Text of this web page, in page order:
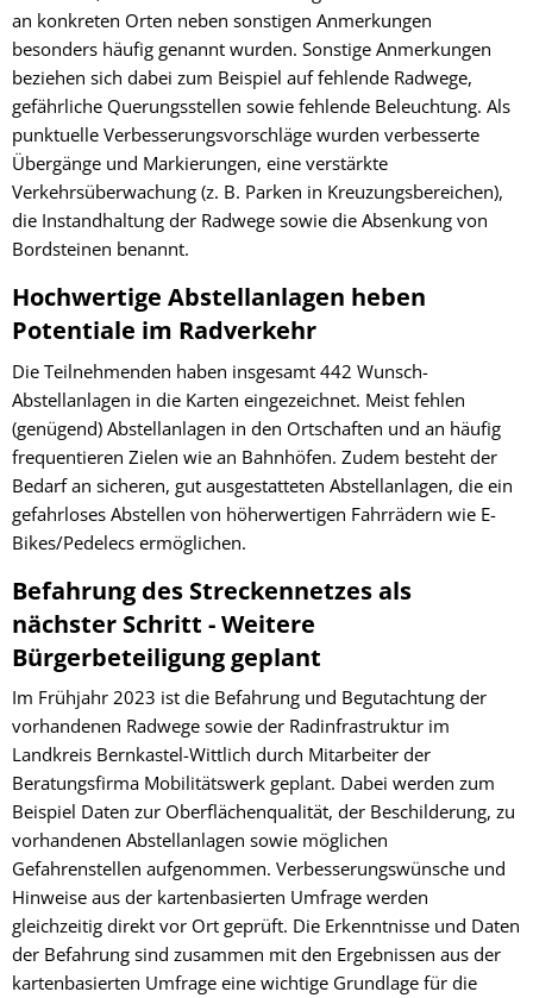
an konkreten Orten neben sonstigen Anmerkungen
besonders häufig genannt wurden. Sonstige Anmerkungen
beziehen sich dabei zum Beispiel auf fehlende Radwege,
gefährliche Querungsstellen sowie fehlende Beleuchtung. Als
punktuelle Verbesserungsvorschläge wurden verbesserte
Übergänge und Markierungen, eine verstärkte
Verkehrsüberwachung (z. B. Parken in Kreuzungsbereichen),
die Instandhaltung der Radwege sowie die Absenkung von
Bordsteinen benannt.
Hochwertige Abstellanlagen heben
Potentiale im Radverkehr
Die Teilnehmenden haben insgesamt 442 Wunsch-
Abstellanlagen in die Karten eingezeichnet. Meist fehlen
(genügend) Abstellanlagen in den Ortschaften und an häufig
frequentieren Zielen wie an Bahnhöfen. Zudem besteht der
Bedarf an sicheren, gut ausgestatteten Abstellanlagen, die ein
gefahrloses Abstellen von höherwertigen Fahrrädern wie E-
Bikes/Pedelecs ermöglichen.
Befahrung des Streckennetzes als
nächster Schritt - Weitere
Bürgerbeteiligung geplant
Im Frühjahr 2023 ist die Befahrung und Begutachtung der
vorhandenen Radwege sowie der Radinfrastruktur im
Landkreis Bernkastel-Wittlich durch Mitarbeiter der
Beratungsfirma Mobilitätswerk geplant. Dabei werden zum
Beispiel Daten zur Oberflächenqualität, der Beschilderung, zu
vorhandenen Abstellanlagen sowie möglichen
Gefahrenstellen aufgenommen. Verbesserungswünsche und
Hinweise aus der kartenbasierten Umfrage werden
gleichzeitig direkt vor Ort geprüft. Die Erkenntnisse und Daten
der Befahrung sind zusammen mit den Ergebnissen aus der
kartenbasierten Umfrage eine wichtige Grundlage für die